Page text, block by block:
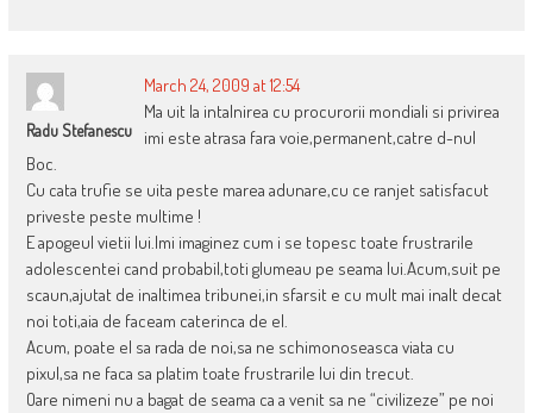
Radu Stefanescu
March 24, 2009 at 12:54
Ma uit la intalnirea cu procurorii mondiali si privirea
imi este atrasa fara voie,permanent,catre d-nul
Boc.
Cu cata trufie se uita peste marea adunare,cu ce ranjet satisfacut
priveste peste multime !
E apogeul vietii lui.Imi imaginez cum i se topesc toate frustrarile
adolescentei cand probabil,toti glumeau pe seama lui.Acum,suit pe
scaun,ajutat de inaltimea tribunei,in sfarsit e cu mult mai inalt decat
noi toti,aia de faceam caterinca de el.
Acum, poate el sa rada de noi,sa ne schimonoseasca viata cu
pixul,sa ne faca sa platim toate frustrarile lui din trecut.
Oare nimeni nu a bagat de seama ca a venit sa ne “civilizeze” pe noi